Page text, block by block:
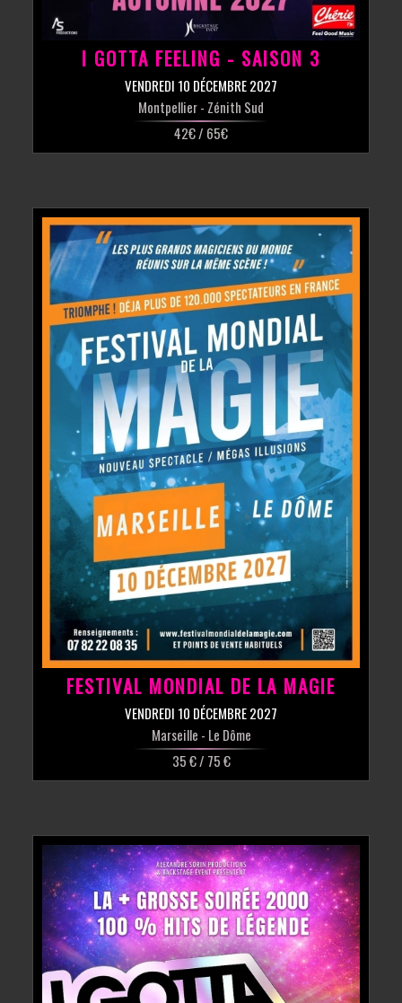
I GOTTA FEELING - SAISON 3
VENDREDI 10 DÉCEMBRE 2027
Montpellier- Zénith Sud
42€ / 65€
FESTIVAL MONDIAL DE LA MAGIE
VENDREDI 10 DÉCEMBRE 2027
Marseille - Le Dôme
35 € / 75 €